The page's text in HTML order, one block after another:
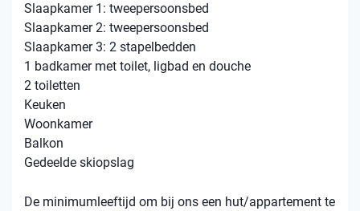
Slaapkamer 1: tweepersoonsbed
Slaapkamer 2: tweepersoonsbed
Slaapkamer 3: 2 stapelbedden
1 badkamer met toilet, ligbad en douche
2 toiletten
Keuken
Woonkamer
Balkon
Gedeelde skiopslag
De minimumleeftijd om bij ons een hut/appartement te